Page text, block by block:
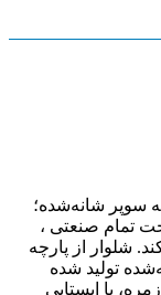
تریکو یکرو با متریال ۱۰۰٪ پنبه سوپر شانه‌شده؛
تمام صنعتی ،
شلوار از پارچه
سوپر شانه‌شده تولید شده
با ایستایی